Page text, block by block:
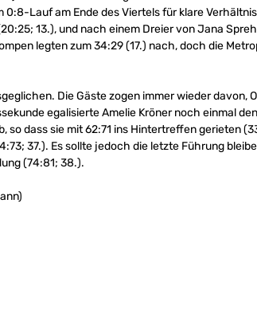
0:8-Lauf am Ende des Viertels für klare
13.), und nach einem Dreier von Jana
legten zum 34:29 (17.) nach, doch die
Die Gäste zogen immer wieder davon,
egalisierte Amelie Kröner noch einmal
so dass sie mit 62:71 ins Hintertreffen gerieten
37.). Es sollte jedoch die letzte Führung
(74:81; 38.).